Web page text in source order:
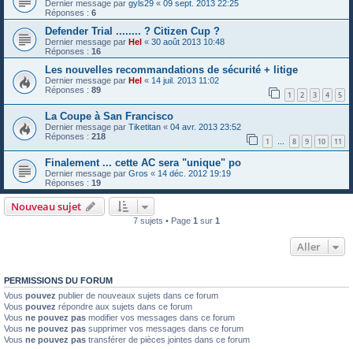
Dernier message par gyls29 « 09 sept. 2013 22:25
Réponses : 6
Defender Trial ........ ? Citizen Cup ?
Dernier message par Hel « 30 août 2013 10:48
Réponses : 16
Les nouvelles recommandations de sécurité + litige
Dernier message par Hel « 14 juil. 2013 11:02
Réponses : 89 1 2 3 4 5
La Coupe à San Francisco
Dernier message par Tiketitan « 04 avr. 2013 23:52
Réponses : 218 1 … 8 9 10 11
Finalement ... cette AC sera "unique" po
Dernier message par Gros « 14 déc. 2012 19:19
Réponses : 19
Nouveau sujet
7 sujets • Page 1 sur 1
Aller
PERMISSIONS DU FORUM
Vous pouvez publier de nouveaux sujets dans ce forum
Vous pouvez répondre aux sujets dans ce forum
Vous ne pouvez pas modifier vos messages dans ce forum
Vous ne pouvez pas supprimer vos messages dans ce forum
Vous ne pouvez pas transférer de pièces jointes dans ce forum